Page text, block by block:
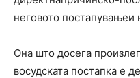
неговото постапувањеи
Она што досега
восудската постапка е